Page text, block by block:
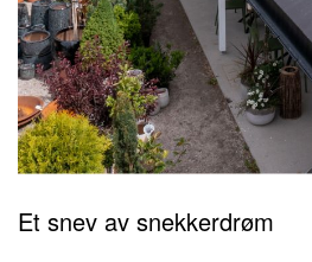
Et snev av snekkerdrøm